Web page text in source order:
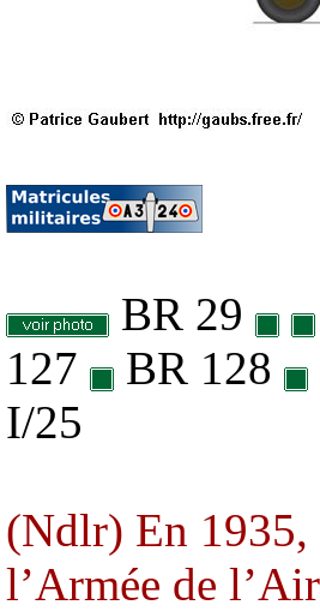
BR 29
127
BR 128
I/25
(Ndlr) En 1935,
l’Armée de